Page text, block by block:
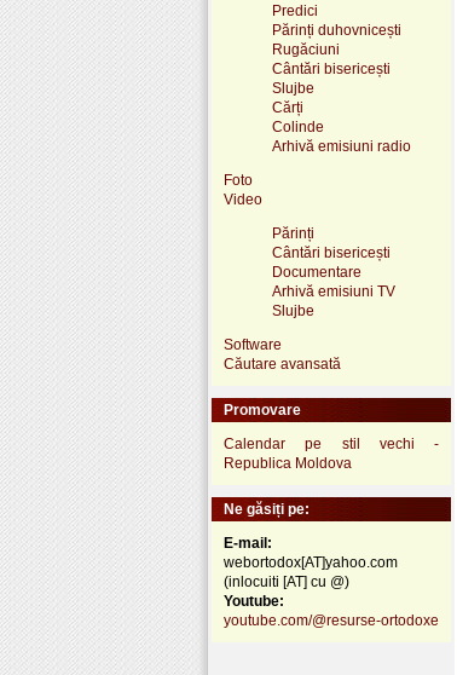
Predici
Părinți duhovnicești
Rugăciuni
Cântări bisericești
Slujbe
Cărți
Colinde
Arhivă emisiuni radio
Foto
Video
Părinți
Cântări bisericești
Documentare
Arhivă emisiuni TV
Slujbe
Software
Căutare avansată
Promovare
Calendar pe stil vechi -
Republica Moldova
Ne găsiți pe:
E-mail:
webortodox[AT]yahoo.com
(inlocuiti [AT] cu @)
Youtube:
youtube.com/@resurse-ortodoxe